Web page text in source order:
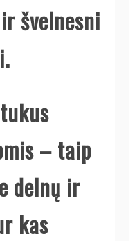
švelnesni
– taip
delnų ir
kas